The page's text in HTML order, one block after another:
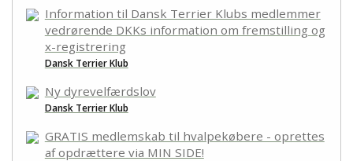
Information til Dansk Terrier Klubs medlemmer
vedrørende DKKs information om fremstilling og
x-registrering
Dansk Terrier Klub
Ny dyrevelfærdslov
Dansk Terrier Klub
GRATIS medlemskab til hvalpekøbere - oprettes
af opdrættere via MIN SIDE!